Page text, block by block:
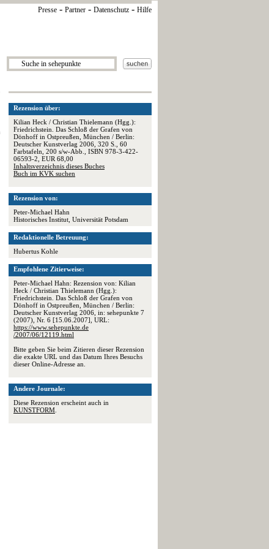
Presse - Partner - Datenschutz - Hilfe
Rezension über:
Kilian Heck / Christian Thielemann (Hgg.):
Friedrichstein. Das Schloß der Grafen von
Dönhoff in Ostpreußen, München / Berlin:
Deutscher Kunstverlag 2006, 320 S., 60
Farbtafeln, 200 s/w-Abb., ISBN 978-3-422-
06593-2, EUR 68,00
Inhaltsverzeichnis dieses Buches
Buch im KVK suchen
Rezension von:
Peter-Michael Hahn
Historisches Institut, Universität Potsdam
Redaktionelle Betreuung:
Hubertus Kohle
Empfohlene Zitierweise:
Peter-Michael Hahn: Rezension von: Kilian
Heck / Christian Thielemann (Hgg.):
Friedrichstein. Das Schloß der Grafen von
Dönhoff in Ostpreußen, München / Berlin:
Deutscher Kunstverlag 2006, in: sehepunkte 7
(2007), Nr. 6 [15.06.2007], URL:
https://www.sehepunkte.de
/2007/06/12119.html
Bitte geben Sie beim Zitieren dieser Rezension
die exakte URL und das Datum Ihres Besuchs
dieser Online-Adresse an.
Andere Journale:
Diese Rezension erscheint auch in
KUNSTFORM